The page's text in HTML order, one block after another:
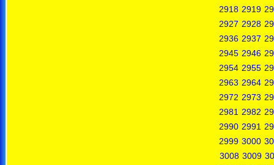
2918 2919
2927 2928
2936 2937
2945 2946
2954 2955
2963 2964
2972 2973
2981 2982
2990 2991
2999 3000
3008 3009